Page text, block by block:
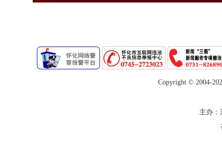
Copyright © 2004-
主办：